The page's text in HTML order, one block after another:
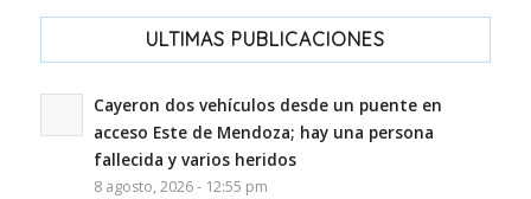
ULTIMAS PUBLICACIONES
Cayeron dos vehículos desde un puente en
acceso Este de Mendoza; hay una persona
fallecida y varios heridos
8 agosto, 2026 - 12:55 pm